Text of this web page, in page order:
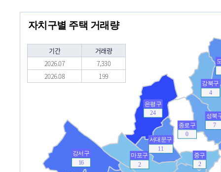
기간
거래량
2026.07
7,330
2026.08
199
자치구별 주택 거래량
4
강북구
16
강서구
2
마포구
11
서대문구
7
성북
24
은평구
0
종로구
2
중구